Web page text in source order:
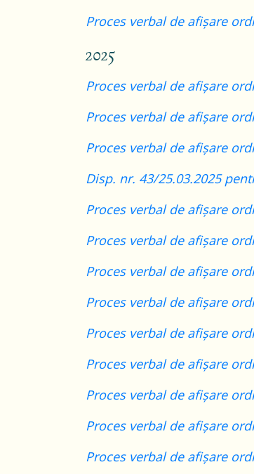
Proces verbal de afișare
2025
Proces verbal de afișare
Proces verbal de afișare
Proces verbal de afișare
Disp. nr. 43/25.03.2025
Proces verbal de afișare
Proces verbal de afișare
Proces verbal de afișare
Proces verbal de afișare
Proces verbal de afișare
Proces verbal de afișare
Proces verbal de afișare
Proces verbal de afișare
Proces verbal de afișare